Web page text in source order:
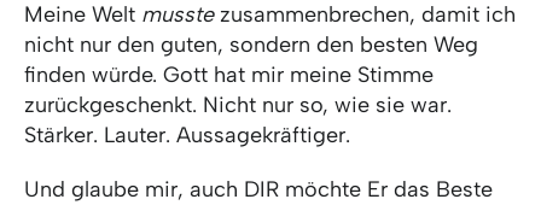
Meine Welt musstezusammenbrechen, damit ich
nicht nur den guten, sondern den besten Weg
finden würde. Gott hat mir meine Stimme
zurückgeschenkt. Nicht nur so, wie sie war.
Stärker. Lauter. Aussagekräftiger.
Und glaube mir, auch DIR möchte Er das Beste